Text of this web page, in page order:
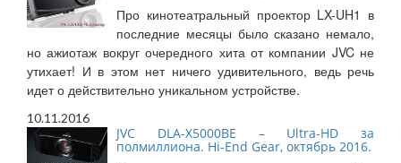
Про кинотеатральный проектор LX-UH1 в
последние месяцы было сказано немало,
но ажиотаж вокруг очередного хита от компании JVC не
утихает! И в этом нет ничего удивительного, ведь речь
идет о действительно уникальном устройстве.
10.11.2016
JVC DLA-X5000BE – Ultra-HD за
полмиллиона. Hi-End Gear, октябрь 2016.